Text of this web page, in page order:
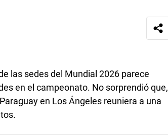
las sedes del Mundial 2026 parece
en el campeonato. No sorprendió que,
en Los Ángeles reuniera a una